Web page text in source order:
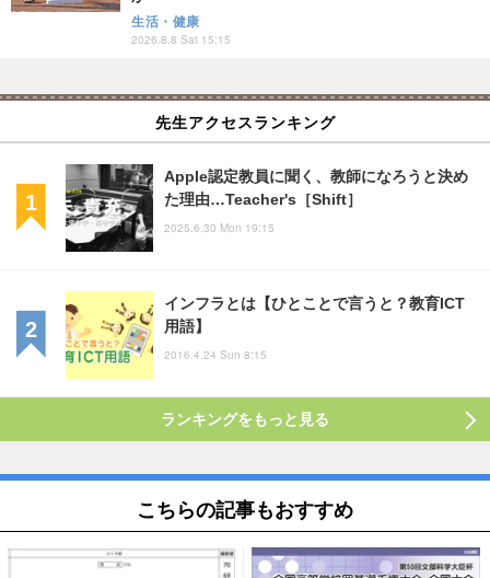
生活・健康
2026.8.8 Sat 15:15
先生アクセスランキング
Apple認定教員に聞く、教師になろうと決め
た理由…Teacher's［Shift］
2025.6.30 Mon 19:15
インフラとは【ひとことで言うと？教育ICT
用語】
2016.4.24 Sun 8:15
ランキングをもっと見る
こちらの記事もおすすめ